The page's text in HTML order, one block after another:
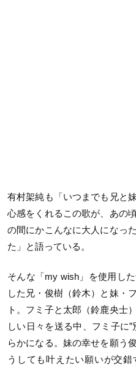
有村架純も「いつまでも兄と
心感をくれるこの歌が、あの
の間にかこんなに大人になっ
た」と語っている。
そんな「my wish」を使用し
した兄・俊樹（鈴木）と妹・
ト。フミ子と太郎（鈴鹿央士
しい日々を送る中、フミ子に
らかになる。妹の幸せを願う
うしても叶えたい願いが交